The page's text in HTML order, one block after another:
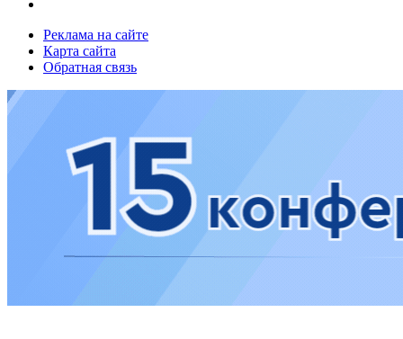
Реклама на сайте
Карта сайта
Обратная связь